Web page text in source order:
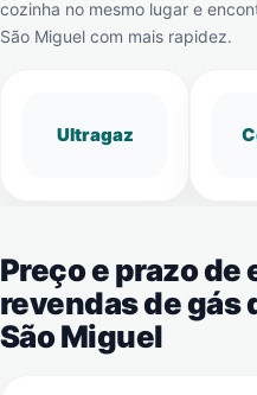
cozinha no mesmo lugar e
São Miguel com mais rapidez.
Ultragaz
Preço e prazo de
revendas de gás
São Miguel